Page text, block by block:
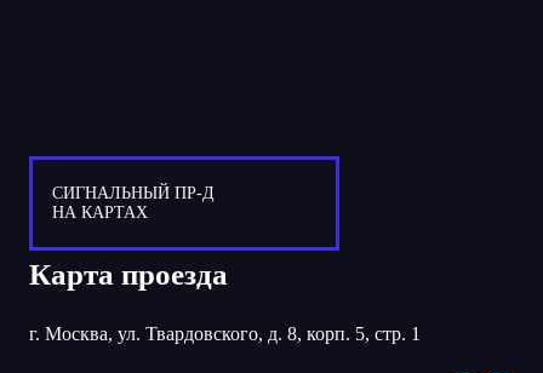
СИГНАЛЬНЫЙ ПР-Д
НА КАРТАХ
Карта проезда
г. Москва, ул. Твардовского, д. 8, корп. 5, стр. 1